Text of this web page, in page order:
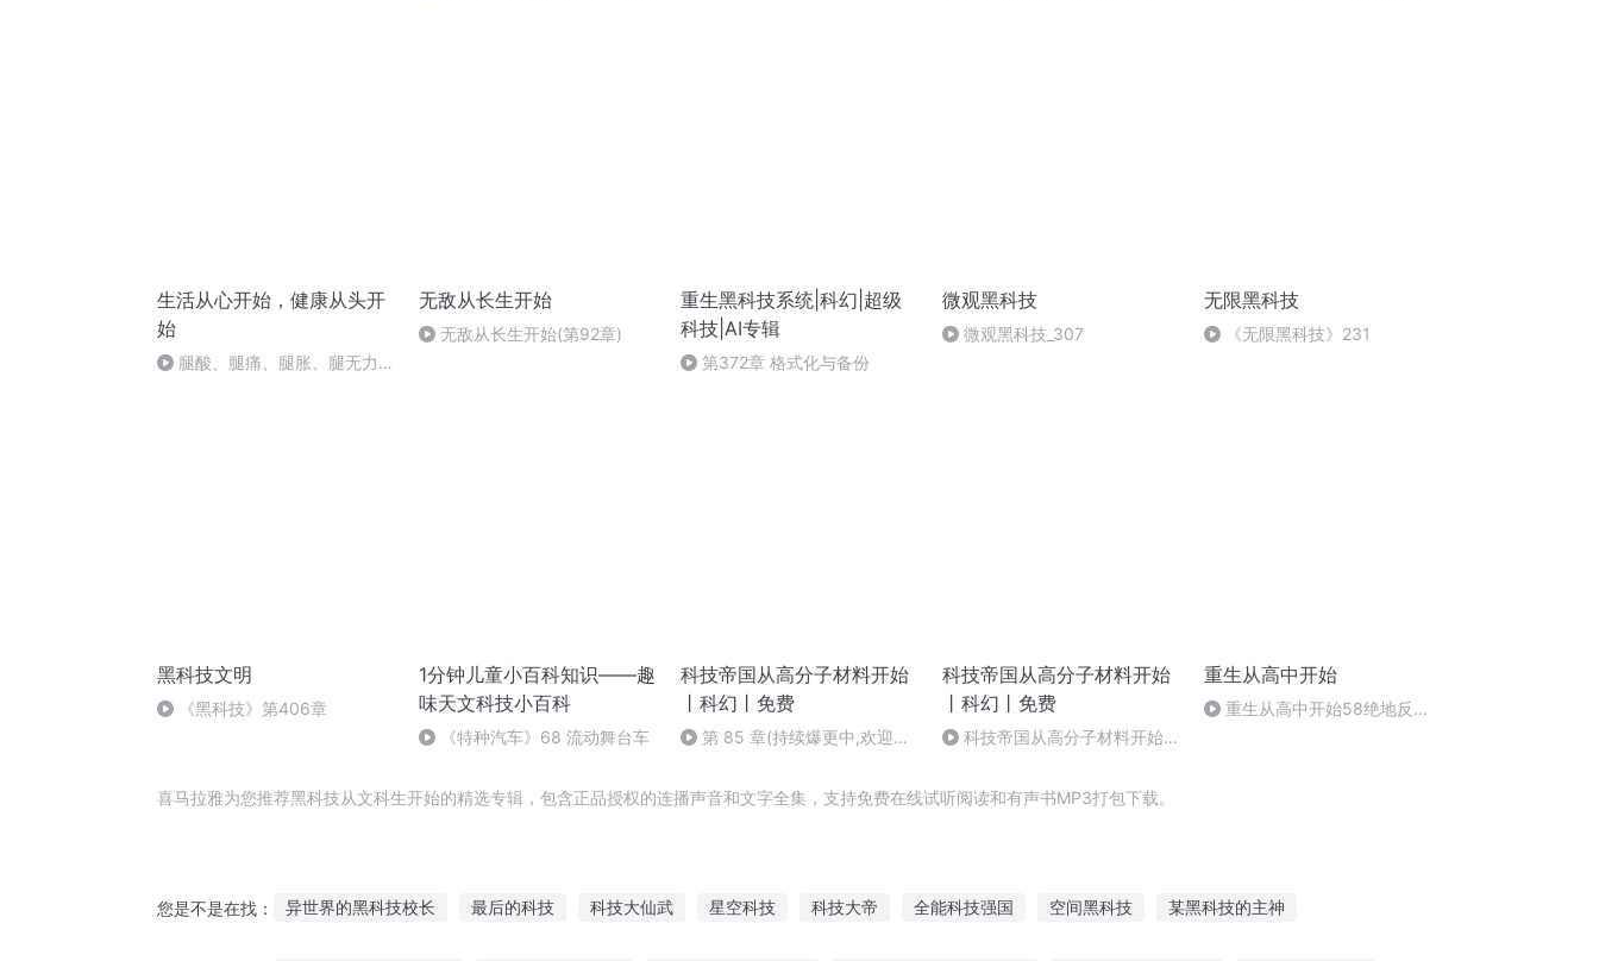
生活从心开始，健康从头开
始
腿酸、腿痛、腿胀、腿无力？
无敌从长生开始
无敌从长生开始(第92章)
重生黑科技系统|科幻|超级
科技|AI专辑
第372章 格式化与备份
微观黑科技
微观黑科技_307
无限黑科技
《无限黑科技》231
黑科技文明
《黑科技》第406章
1分钟儿童小百科知识——趣
味天文科技小百科
《特种汽车》68 流动舞台车
科技帝国从高分子材料开始
丨科幻丨免费
第 85 章(持续爆更中,欢迎订
科技帝国从高分子材料开始
丨科幻丨免费
科技帝国从高分子材料开始丨
重生从高中开始
重生从高中开始58绝地反击
喜马拉雅为您推荐黑科技从文科生开始的精选专辑，包含正品授权的连播声音和文字全集，支持免费在线试听阅读和有声书MP3打包下载。
您是不是在找： 异世界的黑科技校长 最后的科技 科技大仙武 星空科技 科技大帝 全能科技强国 空间黑科技 某黑科技的主神